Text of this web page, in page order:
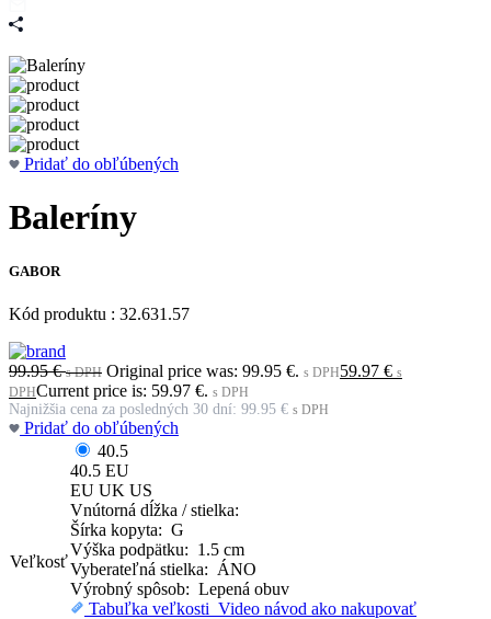
Pridať do obľúbených
Baleríny
GABOR
Kód produktu : 32.631.57
99.95€s DPH Original price was: 99.95 €. s DPH59.97 € s
DPHCurrent price is: 59.97 €. s DPH
Najnižšia cena za posledných 30 dní: 99.95 € s DPH
Pridať do obľúbených
Veľkosť
40.5
40.5 EU
EU UK US
Vnútorná dĺžka / stielka:
Šírka kopyta: G
Výška podpätku: 1.5 cm
Vyberateľná stielka: ÁNO
Výrobný spôsob: Lepená obuv
Tabuľka veľkosti Video návod ako nakupovať